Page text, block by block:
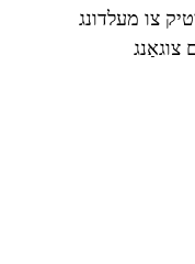
צו מעלדונג